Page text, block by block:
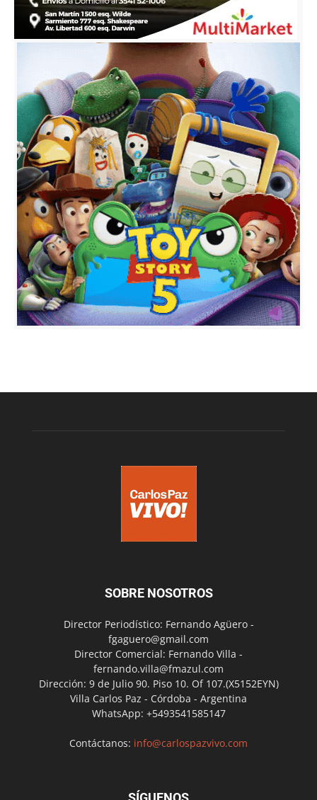
SOBRE NOSOTROS
Director Periodístico: Fernando Agüero -
fgaguero@gmail.com
Director Comercial: Fernando Villa -
fernando.villa@fmazul.com
Dirección: 9 de Julio 90. Piso 10. Of 107.(X5152EYN)
Villa Carlos Paz - Córdoba - Argentina
WhatsApp: +5493541585147
Contáctanos: info@carlospazvivo.com